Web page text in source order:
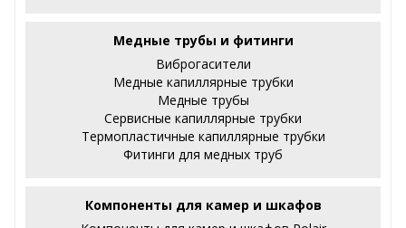
Медные трубы и фитинги
Виброгасители
Медные капиллярные трубки
Медные трубы
Сервисные капиллярные трубки
Термопластичные капиллярные трубки
Фитинги для медных труб
Компоненты для камер и шкафов